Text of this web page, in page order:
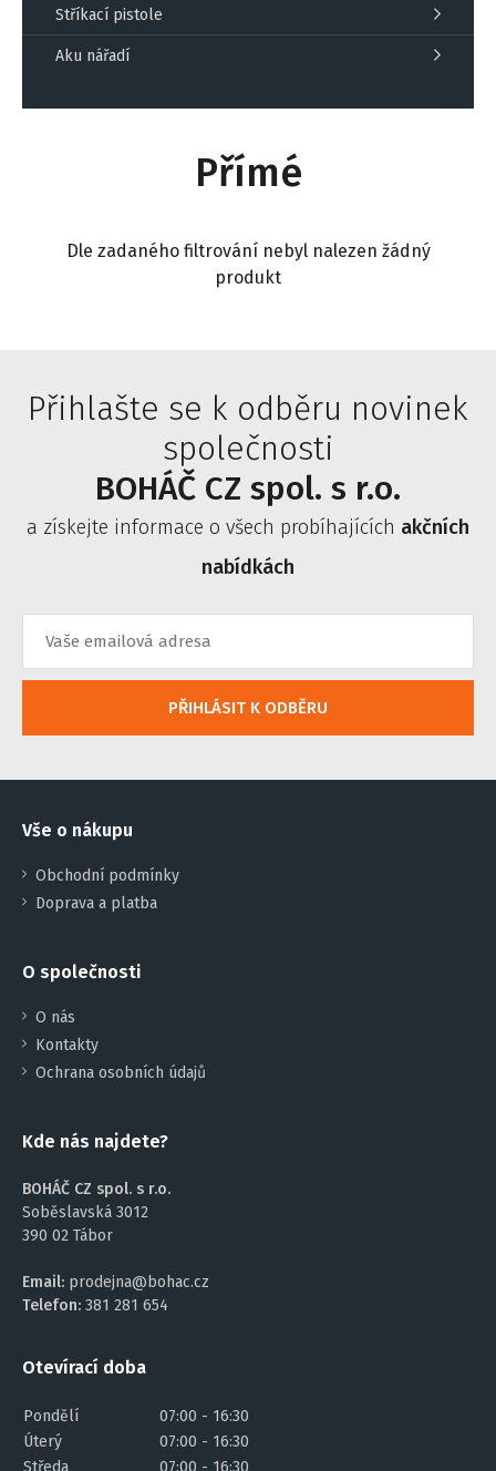
Stříkací pistole
Aku nářadí
Přímé
Dle zadaného filtrování nebyl nalezen žádný
produkt
Přihlašte se k odběru novinek
společnosti
BOHÁČ CZ spol. s r.o.
a získejte informace o všech probíhajících akčních
nabídkách
PŘIHLÁSIT K ODBĚRU
Vše o nákupu
Obchodní podmínky
Doprava a platba
O společnosti
O nás
Kontakty
Ochrana osobních údajů
Kde nás najdete?
BOHÁČ CZ spol. s r.o.
Soběslavská 3012
390 02 Tábor
Email: prodejna@bohac.cz
Telefon: 381 281 654
Otevírací doba
Pondělí
07:00 - 16:30
Úterý
07:00 - 16:30
Středa
07:00 - 16:30